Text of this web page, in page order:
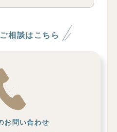
相談はこちら
お問い合わせ